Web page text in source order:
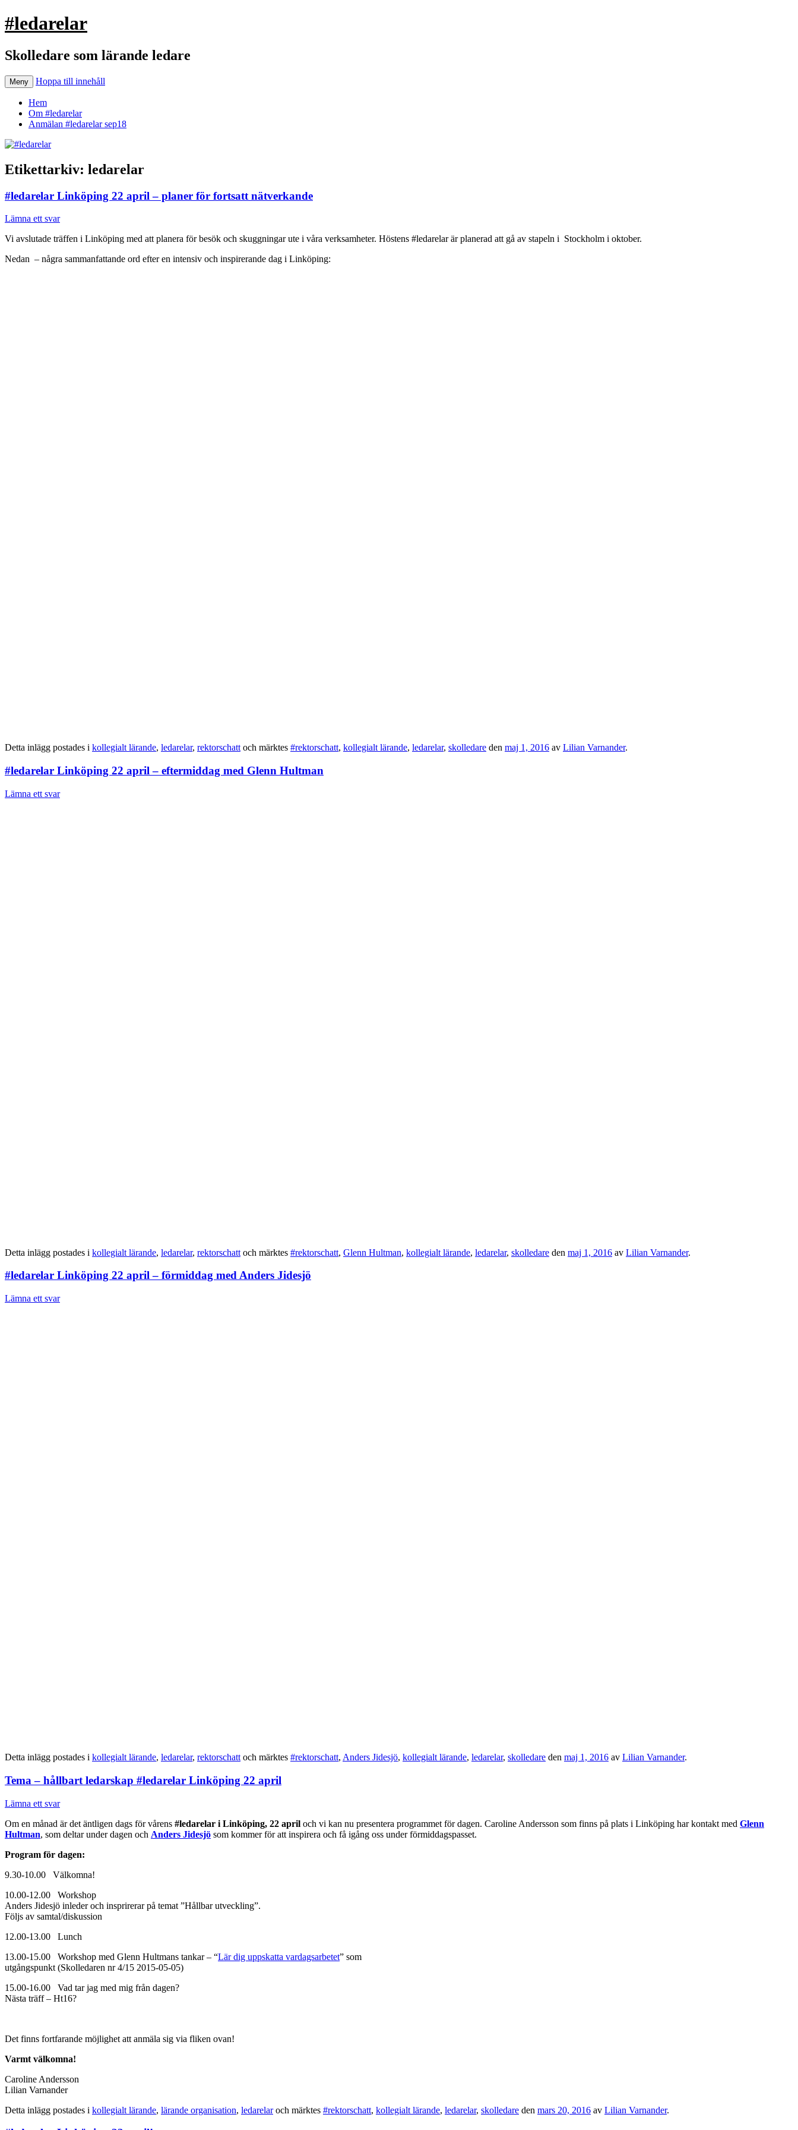
#ledarelar
Skolledare som lärande ledare
Meny Hoppa till innehåll
Hem
Om #ledarelar
Anmälan #ledarelar sep18
Etikettarkiv: ledarelar
#ledarelar Linköping 22 april – planer för fortsatt nätverkande
Lämna ett svar
Vi avslutade träffen i Linköping med att planera för besök och skuggningar ute i våra verksamheter. Höstens #ledarelar är planerad att gå av stapeln i Stockholm i oktober.
Nedan – några sammanfattande ord efter en intensiv och inspirerande dag i Linköping:
Detta inlägg postades i kollegialt lärande, ledarelar, rektorschatt och märktes #rektorschatt, kollegialt lärande, ledarelar, skolledare den maj 1, 2016 av Lilian Varnander.
#ledarelar Linköping 22 april – eftermiddag med Glenn Hultman
Lämna ett svar
Detta inlägg postades i kollegialt lärande, ledarelar, rektorschatt och märktes #rektorschatt, Glenn Hultman, kollegialt lärande, ledarelar, skolledare den maj 1, 2016 av Lilian Varnander.
#ledarelar Linköping 22 april – förmiddag med Anders Jidesjö
Lämna ett svar
Detta inlägg postades i kollegialt lärande, ledarelar, rektorschatt och märktes #rektorschatt, Anders Jidesjö, kollegialt lärande, ledarelar, skolledare den maj 1, 2016 av Lilian Varnander.
Tema – hållbart ledarskap #ledarelar Linköping 22 april
Lämna ett svar
Om en månad är det äntligen dags för vårens #ledarelar i Linköping, 22 april och vi kan nu presentera programmet för dagen. Caroline Andersson som finns på plats i Linköping har kontakt med Glenn
Hultman, som deltar under dagen och Anders Jidesjö som kommer för att inspirera och få igång oss under förmiddagspasset.
Program för dagen:
9.30-10.00 Välkomna!
10.00-12.00 Workshop
Anders Jidesjö inleder och insprirerar på temat ”Hållbar utveckling”.
Följs av samtal/diskussion
12.00-13.00 Lunch
13.00-15.00 Workshop med Glenn Hultmans tankar – “Lär dig uppskatta vardagsarbetet” som
utgångspunkt (Skolledaren nr 4/15 2015-05-05)
15.00-16.00 Vad tar jag med mig från dagen?
Nästa träff – Ht16?
Det finns fortfarande möjlighet att anmäla sig via fliken ovan!
Varmt välkomna!
Caroline Andersson
Lilian Varnander
Detta inlägg postades i kollegialt lärande, lärande organisation, ledarelaroch märktes #rektorschatt, kollegialt lärande, ledarelar, skolledare den mars 20, 2016 av Lilian Varnander.